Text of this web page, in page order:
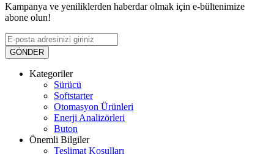
Kampanya ve yeniliklerden haberdar olmak için e-bültenimize
abone olun!
GÖNDER
Kategoriler
Sürücü
Softstarter
Otomasyon Ürünleri
Enerji Analizörleri
Buton
Önemli Bilgiler
Teslimat Koşulları